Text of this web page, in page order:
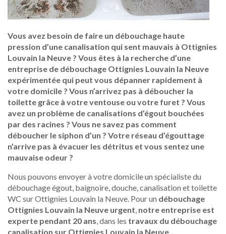
Vous avez besoin de faire un débouchage haute
pression d’une canalisation qui sent mauvais à Ottignies
Louvain la Neuve ? Vous êtes à la recherche d’une
entreprise de débouchage Ottignies Louvain la Neuve
expérimentée qui peut vous dépanner rapidement à
votre domicile ? Vous n’arrivez pas à déboucher la
toilette grâce à votre ventouse ou votre furet ? Vous
avez un problème de canalisations d’égout bouchées
par des racines ? Vous ne savez pas comment
déboucher le siphon d’un ? Votre réseau d’égouttage
n’arrive pas à évacuer les détritus et vous sentez une
mauvaise odeur ?
Nous pouvons envoyer à votre domicile un spécialiste du
débouchage égout, baignoire, douche, canalisation et toilette
WC sur Ottignies Louvain la Neuve. Pour un débouchage
Ottignies Louvain la Neuve urgent, notre entreprise est
experte pendant 20 ans, dans les travaux du débouchage
canalisation sur Ottignies Louvain la Neuve.